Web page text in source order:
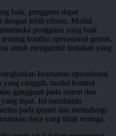
baik, pengguna dapat
dengan lebih efisien. Modul
pengguna yang baik
kondisi operasional genset,
untuk mengambil tindakan yang
keamanan operasional.
yang canggih, modul kontrol
gangguan pada sistem dan
tepat. Ini membantu
pada genset dan melindungi
daya yang tidak terduga.